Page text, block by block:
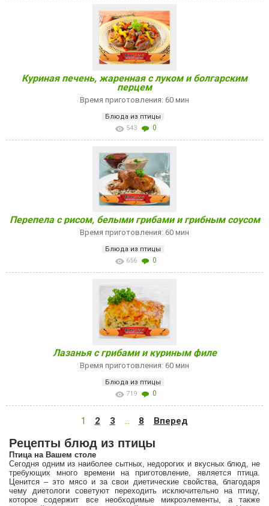
Куриная печень, жаренная с луком и болгарским
перцем
Время приготовления: 60 мин
Блюда из птицы
543
0
Перепела с рисом, белыми грибами и грибным соусом
Время приготовления: 60 мин
Блюда из птицы
656
0
Лазанья с грибами и куриным филе
Время приготовления: 60 мин
Блюда из птицы
719
0
1 2 3 … 8 Вперед
Рецепты блюд из птицы
Птица на Вашем столе
Сегодня одним из наиболее сытных, недорогих и вкусных блюд, не
требующих много времени на приготовление, является птица.
Ценится – это мясо и за свои диетические свойства, благодаря
чему диетологи советуют переходить исключительно на птицу,
которое содержит все необходимые микроэлементы, а также